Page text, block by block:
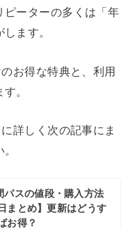
ピーターの多くは「年
ます。
お得な特典と、利用
。
詳しく次の記事にま
パスの値段・購入方法
まとめ】更新はどうす
お得？